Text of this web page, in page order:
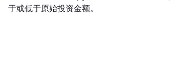
于或低于原始投资金额。